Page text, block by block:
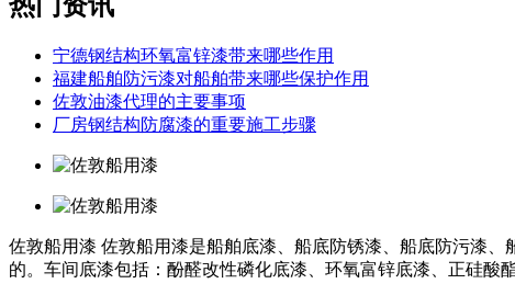
宁德钢结构环氧富锌漆带来哪些作用
福建船舶防污漆对船舶带来哪些保护作用
佐敦油漆代理的主要事项
厂房钢结构防腐漆的重要施工步骤
佐敦船用漆 佐敦船用漆是船舶底漆、船底防锈漆、船底防污漆
的。车间底漆包括：酚醛改性磷化底漆、环氧富锌底漆、正硅酸